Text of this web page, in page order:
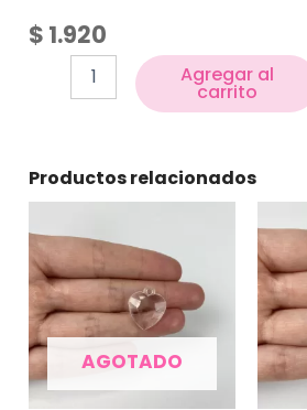
$ 1.920
Agregar al
carrito
Productos relacionados
AGOTADO